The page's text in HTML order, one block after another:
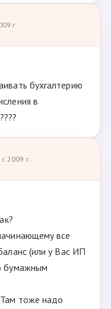
г.
бухгалтерию
в
2009 г.
все
(или у Вас ИП
бумажным
Там тоже надо